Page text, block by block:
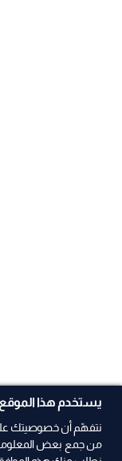
يستخدم هذا الموقع
نتفهّم أن خصوصيتك على
من جمع بعض